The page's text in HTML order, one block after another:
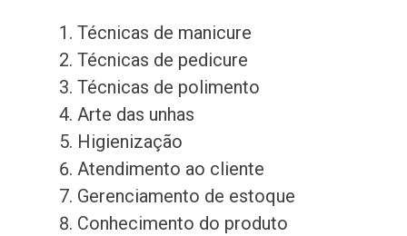
Técnicas de manicure
Técnicas de pedicure
Técnicas de polimento
Arte das unhas
Higienização
Atendimento ao cliente
Gerenciamento de estoque
Conhecimento do produto